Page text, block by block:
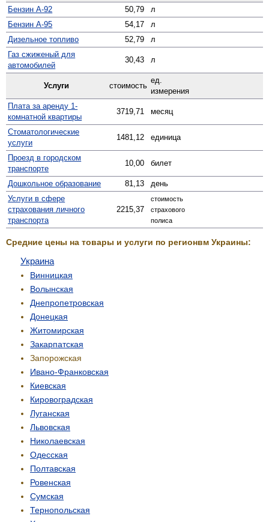
Бензин А-92
50,79
л
Бензин А-95
54,17
л
Дизельное топливо
52,79
л
Газ сжиженый для
автомобилей
30,43 л
Услуги стоимость
ед.
измерения
Плата за аренду 1-
комнатной квартиры
3719,71 месяц
Стомато­логические
услуги
1481,12 единица
Проезд в городском
транспорте
10,00 билет
Дошкольное образование 81,13
день
Услуги в сфере
страхования личного
транспорта
2215,37
стоимость
страхового
полиса
Средние цены на товары и услуги по регионвм Украины:
Украина
Винницкая
Волынская
Днепропетровская
Донецкая
Житомирская
Закарпатская
Запорожская
Ивано-Франковская
Киевская
Кировоградская
Луганская
Львовская
Николаевская
Одесская
Полтавская
Ровенская
Сумская
Тернопольская